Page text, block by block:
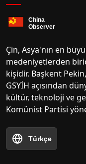
Çin, Asya'nın en
medeniyetlerden
kişidir. Başkent
GSYİH açısından
kültür, teknoloji ve
Komünist Partisi
Türkçe